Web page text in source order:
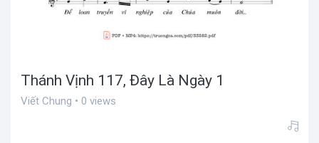
Thánh Vịnh 117, Đây Là Ngày 1
Viết Chung • 0 views